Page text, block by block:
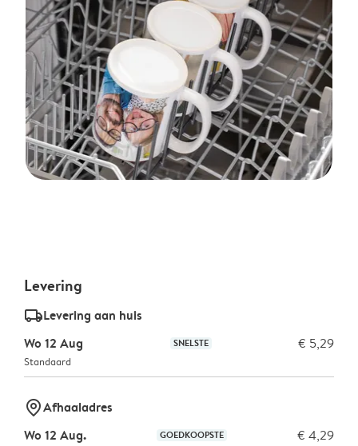
Levering
delivery_standard_v2Levering aan huis
Wo 12 Aug
SNELSTE € 5,29
Standaard
marker-pinAfhaaladres
Wo 12 Aug.
GOEDKOOPSTE € 4,29